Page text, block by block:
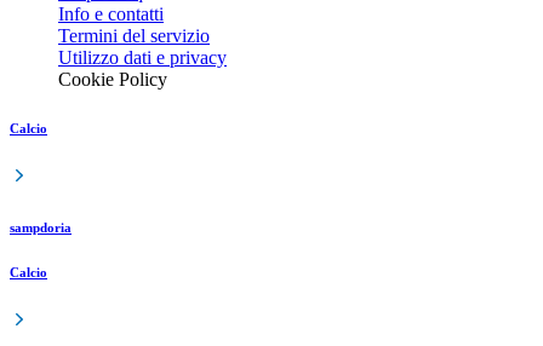
Info e contatti
Termini del servizio
Utilizzo dati e privacy
Cookie Policy
Calcio
sampdoria
Calcio